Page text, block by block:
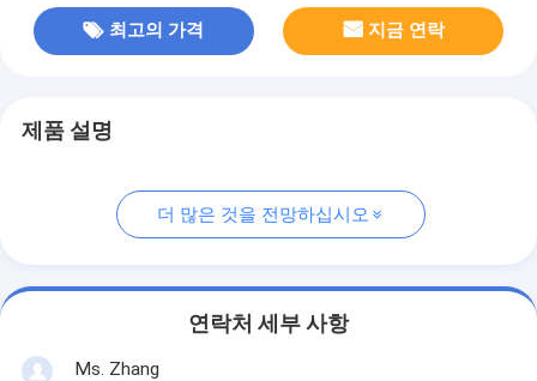
최고의 가격 지금 연락
제품 설명
더 많은 것을 전망하십시오
연락처 세부 사항
Ms. Zhang